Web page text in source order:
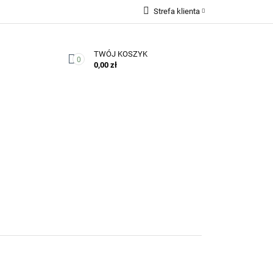
Strefa klienta
0
TWÓJ KOSZYK
0,00 zł